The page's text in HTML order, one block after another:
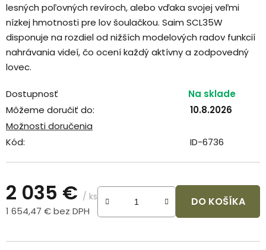
lesných poľovných revíroch, alebo vďaka svojej veľmi
nízkej hmotnosti pre lov šoulačkou. Saim SCL35W
disponuje na rozdiel od nižších modelových radov funkcií
nahrávania videí, čo ocení každý aktívny a zodpovedný
lovec.
Dostupnosť
Na sklade
Môžeme doručiť do:
10.8.2026
Možnosti doručenia
Kód:
ID-6736
2 035 € / ks
1 654,47 € bez DPH
DO KOŠÍKA